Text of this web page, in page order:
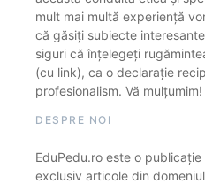
mult mai multă experiență
că găsiți subiecte
siguri că înțelegeți
(cu link), ca o declarație
profesionalism. Vă mulțumim!
DESPRE NOI
EduPedu.ro este o
exclusiv articole din